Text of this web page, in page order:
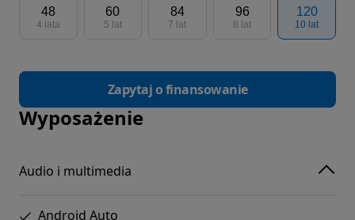
48
4 lata
60
5 lat
84
7 lat
96
8 lat
120
10 lat
Zapytaj o finansowanie
Wyposażenie
Audio i multimedia
Android Auto